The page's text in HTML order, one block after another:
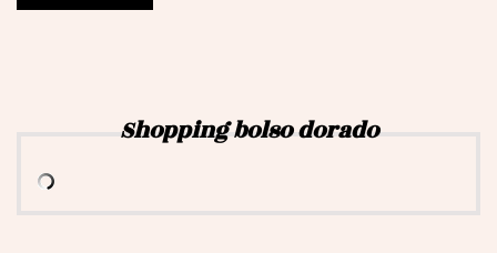
Shopping bolso dorado